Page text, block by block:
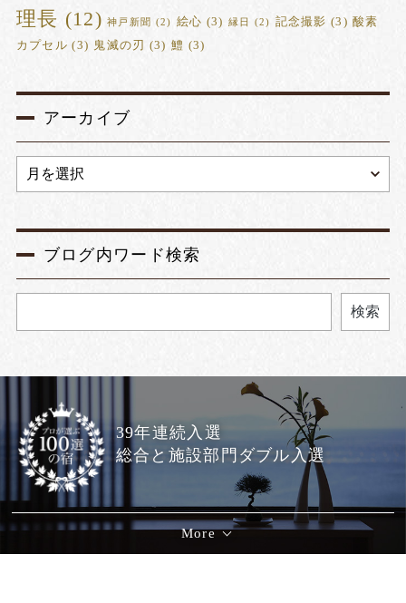
理長 (12) 神戸新聞 (2) 絵心 (3) 縁日 (2) 記念撮影 (3) 酸素
カプセル (3) 鬼滅の刃 (3) 鱧 (3)
アーカイブ
ブログ内ワード検索
検索
39年連続入選
総合と施設部門ダブル入選
More